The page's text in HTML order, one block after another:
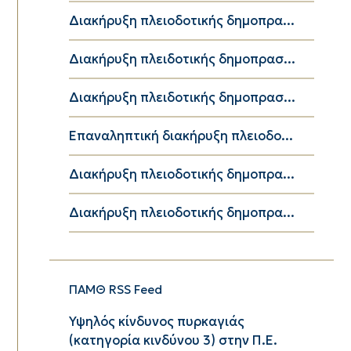
Διακήρυξη πλειοδοτικής δημοπρα...
Διακήρυξη πλειδοτικής δημοπρασ...
Διακήρυξη πλειδοτικής δημοπρασ...
Επαναληπτική διακήρυξη πλειοδο...
Διακήρυξη πλειοδοτικής δημοπρα...
Διακήρυξη πλειοδοτικής δημοπρα...
ΠΑΜΘ RSS Feed
Υψηλός κίνδυνος πυρκαγιάς
(κατηγορία κινδύνου 3) στην Π.Ε.